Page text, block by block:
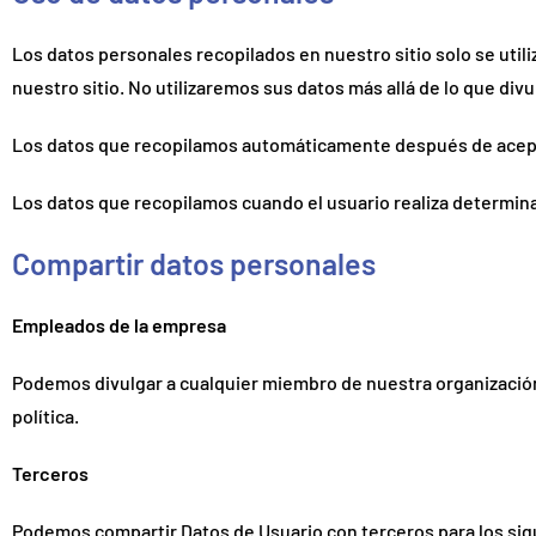
Los datos personales recopilados en nuestro sitio solo se
nuestro sitio. No utilizaremos sus datos más allá de lo que
Los datos que recopilamos automáticamente después de
Los datos que recopilamos cuando el usuario realiza
Compartir datos personales
Empleados de la empresa
Podemos divulgar a cualquier miembro de nuestra
política.
Terceros
Podemos compartir Datos de Usuario con terceros para los